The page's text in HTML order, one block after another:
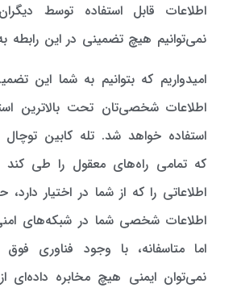
اطلاعات قابل استفاده توسط
نمی‌توانیم هیچ تضمینی در این رابطه
امیدواریم كه بتوانیم به شما این
اطلاعات شخصی‌تان تحت بالاترین
استفاده خواهد شد. تله کابین
كه تمامی راه‌های معقول را طی كند
اطلاعاتی را كه از شما در اختیار
اطلاعات شخصی شما در شبکه‌های
اما متاسفانه،‌ با وجود فناوری فوق
نمی‌توان ایمنی هیچ مخابره داده‌ای